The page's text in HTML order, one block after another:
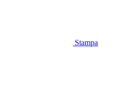
Stampa